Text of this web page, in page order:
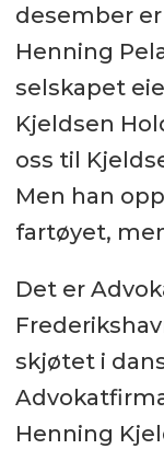
desember
Henning
selskapet
Kjeldsen
oss til
Men han
fartøyet,
Det er
skjøtet i
Henning